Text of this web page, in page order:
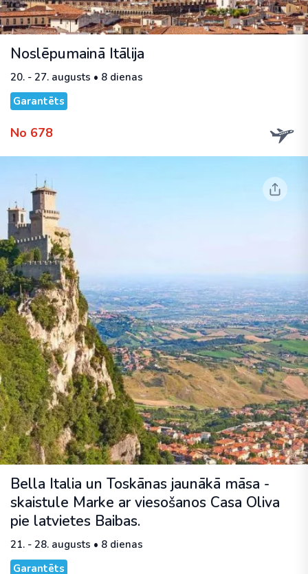
Noslēpumainā Itālija
20. - 27. augusts • 8 dienas
Garantēts
No 678
Bella Italia un Toskānas jaunākā māsa -
skaistule Marke ar viesošanos Casa Oliva
pie latvietes Baibas.
21. - 28. augusts • 8 dienas
Garantēts